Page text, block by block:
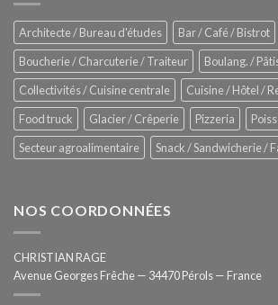
–
Hygiène
totale
automatisée
Architecte / Bureau d'études
Bar / Café / Bistrot
Boucherie / Charcuterie / Traiteur
Boulang. /
Collectivités / Cuisine centrale
Cuisine / Hôtel /
Food truck
Glacier / Crêperie Pizzeria
Secteur agroalimentaire
Snack / Sandwicherie /
NOS COORDONNÉES
CHRISTIAN RAGE
Avenue Georges Frêche — 34470 Pérols — France